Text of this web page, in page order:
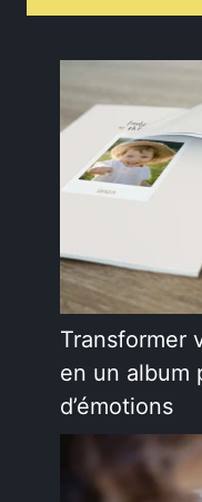
Transformer
en un album
d’émotions